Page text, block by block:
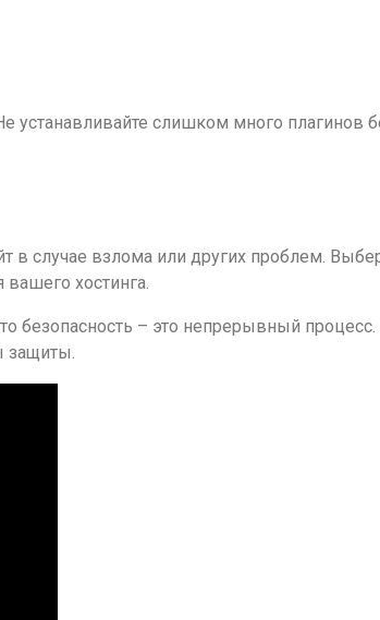
устанавливайте слишком много плагинов
в случае взлома или других проблем.
хостинга.
безопасность – это непрерывный
защиты.